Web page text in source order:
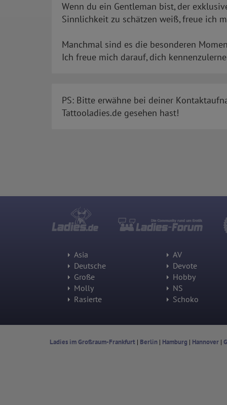
Wenn du ein Gentleman bist, der
Sinnlichkeit zu schätzen weiß, freue ich
Manchmal sind es die besonderen
Ich freue mich darauf, dich
PS: Bitte erwähne bei deiner
Tattooladies.de gesehen hast!
Asia AV
Deutsche
Devote
Große
Hobby
Molly
NS
Rasierte
Schoko
Ladies im Großraum-Frankfurt | Berlin| Hamburg | Hannover|